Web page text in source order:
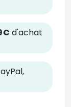
d'achat